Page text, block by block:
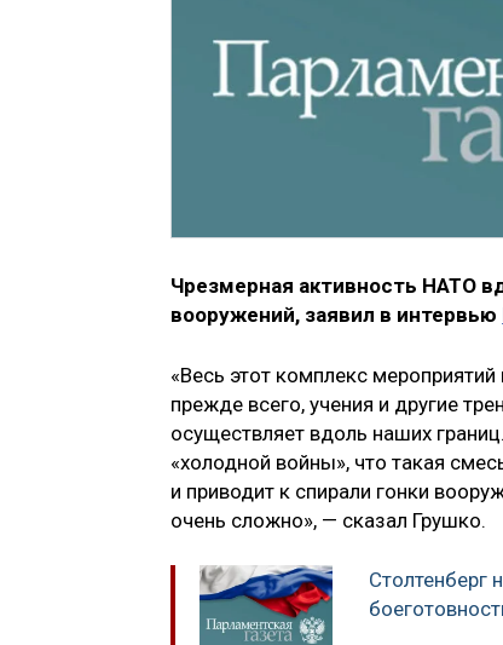
Чрезмерная активность НАТО
вооружений, заявил в интервью
«Весь этот комплекс
прежде всего, учения и другие
осуществляет вдоль наших
«холодной войны», что такая
и приводит к спирали гонки
очень сложно», — сказал Грушко.
Столтенберг